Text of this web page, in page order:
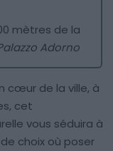
mètres de la
Adorno
cœur de la ville, à
cet
vous séduira à
choix où poser